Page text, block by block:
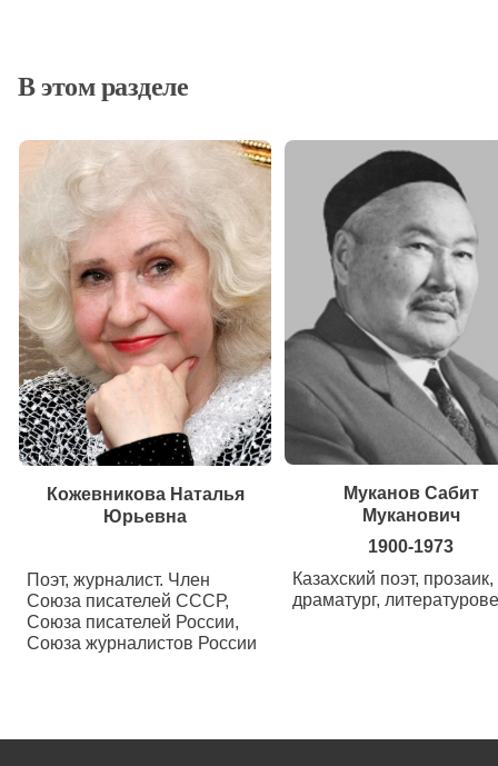
В этом разделе
Кожевникова Наталья
Юрьевна
Поэт, журналист. Член
Союза писателей СССР,
Союза писателей России,
Союза журналистов России
Муканов Сабит
Муканович
1900-1973
Казахский поэт, прозаик,
драматург,